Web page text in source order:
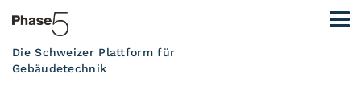
Die Schweizer Plattform für
Gebäudetechnik